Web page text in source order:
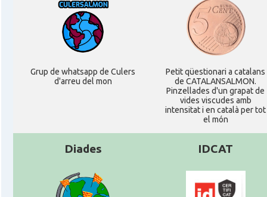
Grup de whatsapp de Culers
d'arreu del mon
Petit qüestionari a catalans
de CATALANSALMON.
Pinzellades d'un grapat de
vides viscudes amb
intensitat i en català per tot
el món
Diades IDCAT